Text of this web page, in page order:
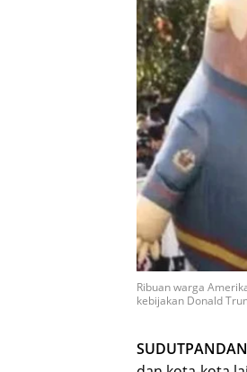
Ribuan warga
kebijakan Donald